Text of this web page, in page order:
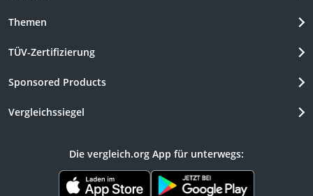
Themen
TÜV-Zertifizierung
Sponsored Products
Vergleichssiegel
Die vergleich.org App für unterwegs: